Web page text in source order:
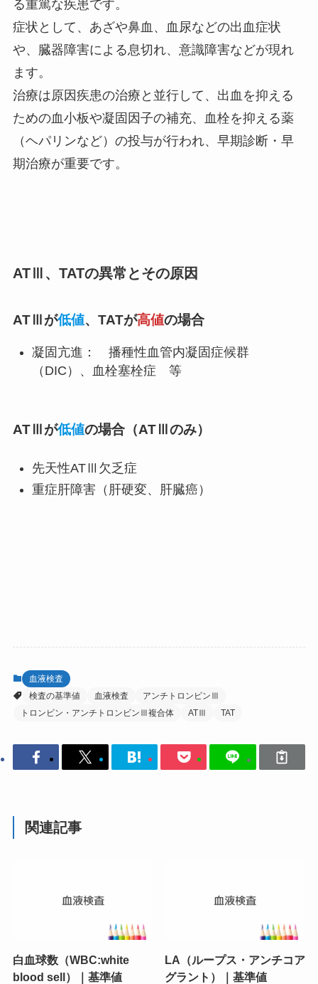
る重篤な疾患です。
症状として、あざや鼻血、血尿などの出血症状
や、臓器障害による息切れ、意識障害などが現れ
ます。
治療は原因疾患の治療と並行して、出血を抑える
ための血小板や凝固因子の補充、血栓を抑える薬
（ヘパリンなど）の投与が行われ、早期診断・早
期治療が重要です。
ATⅢ、TATの異常とその原因
ATⅢが低値、TATが高値の場合
凝固亢進： 播種性血管内凝固症候群
（DIC）、血栓塞栓症 等
ATⅢが低値の場合（ATⅢのみ）
先天性ATⅢ欠乏症
重症肝障害（肝硬変、肝臓癌）
血液検査
検査の基準値
血液検査
アンチトロンビンⅢ
トロンビン・アンチトロンビンⅢ複合体
ATⅢ TAT
関連記事
白血球数（WBC:white
blood sell）｜基準値
LA（ループス・アンチコア
グラント）｜基準値